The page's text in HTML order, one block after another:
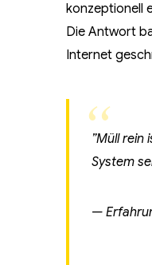
konzeptionell
Die Antwort
Internet
”Müll
System
—